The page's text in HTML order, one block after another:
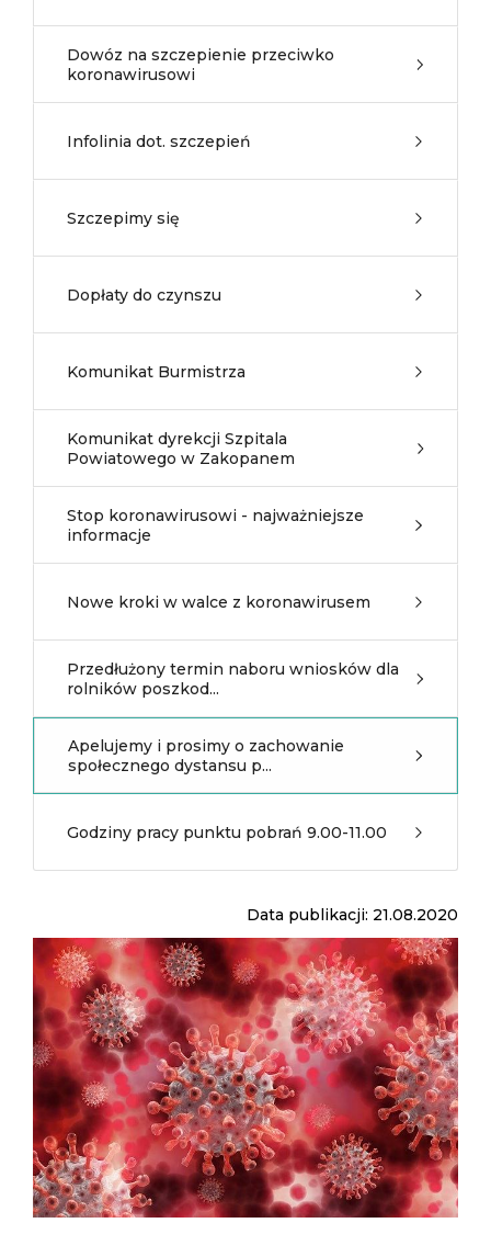
Dowóz na szczepienie przeciwko
koronawirusowi
Infolinia dot. szczepień
Szczepimy się
Dopłaty do czynszu
Komunikat Burmistrza
Komunikat dyrekcji Szpitala
Powiatowego w Zakopanem
Stop koronawirusowi - najważniejsze
informacje
Nowe kroki w walce z koronawirusem
Przedłużony termin naboru wniosków dla
rolników poszkod...
Apelujemy i prosimy o zachowanie
społecznego dystansu p...
Godziny pracy punktu pobrań 9.00-11.00
Data publikacji: 21.08.2020